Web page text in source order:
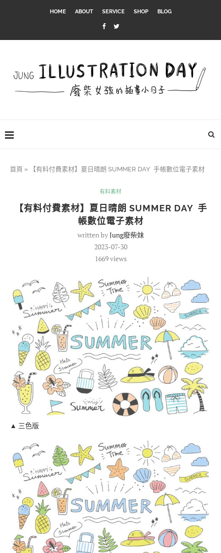
HOME ABOUT SERVICE SHOP BLOG
首頁 » 【有料付費素材】夏日晴朗 SUMMER DAY 手帳數位電子素材
有料素材
【有料付費素材】夏日晴朗 SUMMER DAY 手
帳數位電子素材
written byJung廢柴妹
2023-07-30
1669views
▲ 三色版